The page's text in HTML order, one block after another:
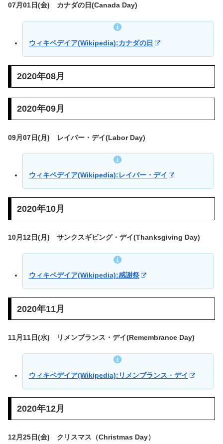
07月01日(金) カナダの日(Canada Day)
ウィキペデイア(Wikipedia):カナダの日
2020年08月
2020年09月
09月07日(月) レイバー・デイ(Labor Day)
ウィキペデイア(Wikipedia):レイバー・デイ
2020年10月
10月12日(月) サンクスギビング・デイ(Thanksgiving Day)
ウィキペデイア(Wikipedia):感謝祭
2020年11月
11月11日(水) リメンブランス・デイ(Remembrance Day)
ウィキペデイア(Wikipedia):リメンブランス・デイ
2020年12月
12月25日(金) クリスマス（Christmas Day）